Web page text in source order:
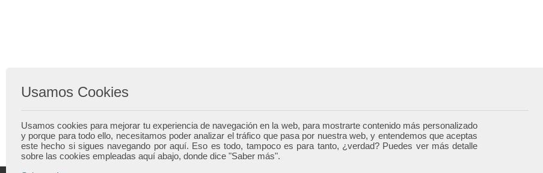
Usamos Cookies
Usamos cookies para mejorar tu experiencia de navegación en la web, para mostrarte contenido más personalizado
y porque para todo ello, necesitamos poder analizar el tráfico que pasa por nuestra web, y entendemos que aceptas
este hecho si sigues navegando por aquí. Eso es todo, tampoco es para tanto, ¿verdad? Puedes ver más detalle
sobre las cookies empleadas aquí abajo, donde dice "Saber más".